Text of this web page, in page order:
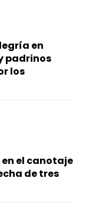
en
padrinos
los
el canotaje
de tres